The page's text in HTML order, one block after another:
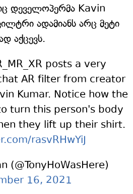
დეველოპერმა Kavin
ადამიანს არც მეტი
აქცევს.
posts a very
AR filter from creator
Kumar. Notice how the
turn this person's body
they lift up their shirt.
rasvRHwYiJ
(@TonyHoWasHere)
16, 2021